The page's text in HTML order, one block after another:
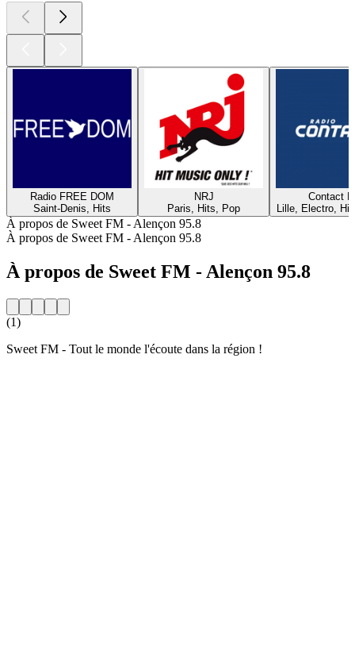
Radio FREE DOM
Saint-Denis, Hits
NRJ
Paris, Hits, Pop
Contact
Lille, Electro,
À propos de Sweet FM - Alençon 95.8
À propos de Sweet FM - Alençon 95.8
À propos de Sweet FM - Alençon 95.8
(1)
Sweet FM - Tout le monde l'écoute dans la région !